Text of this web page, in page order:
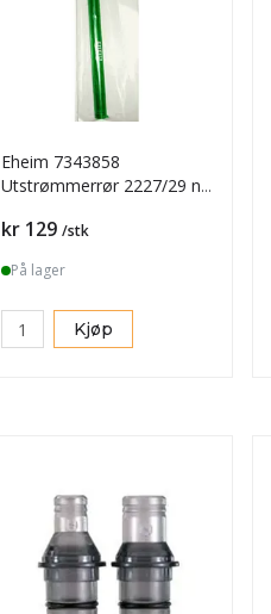
Eheim 7343858
Utstrømmerrør 2227/29 nr.
Pris
kr 129 /stk
På lager
Kjøp